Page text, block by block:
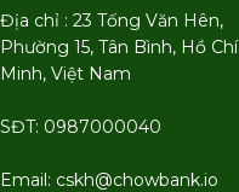
Địa chỉ : 23 Tống Văn Hên,
Phường 15, Tân Bình, Hồ Chí
Minh, Việt Nam
SĐT: 0987000040
Email: cskh@chowbank.io